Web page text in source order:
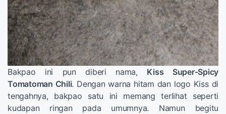
Bakpao ini pun diberi nama, Kiss Super-Spicy
Tomatoman Chili. Dengan warna hitam dan logo Kiss di
tengahnya, bakpao satu ini memang terlihat seperti
kudapan ringan pada umumnya. Namun begitu